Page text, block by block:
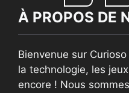
À PROPOS DE
Bienvenue sur
la technologie, les
encore ! Nous